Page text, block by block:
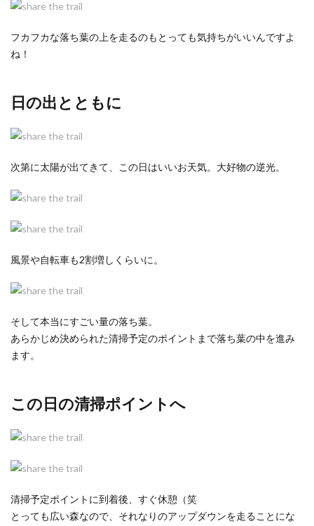
フカフカな落ち葉の上を走るのもとっても気持ちがいいんですよ
ね！
日の出とともに
次第に太陽が出てきて、この日はいいお天気。大好物の逆光。
風景や自転車も2割増しくらいに。
そして本当にすごい量の落ち葉。
あらかじめ決められた清掃予定のポイントまで落ち葉の中を進み
ます。
この日の清掃ポイントへ
清掃予定ポイントに到着後、すぐ休憩（笑
とっても広い森なので、それなりのアップダウンを走ることにな